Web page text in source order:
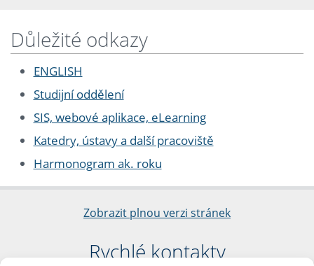
Důležité odkazy
ENGLISH
Studijní oddělení
SIS, webové aplikace, eLearning
Katedry, ústavy a další pracoviště
Harmonogram ak. roku
Zobrazit plnou verzi stránek
Rychlé kontakty